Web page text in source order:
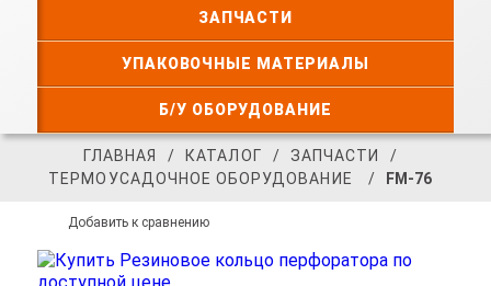
ЗАПЧАСТИ
УПАКОВОЧНЫЕ МАТЕРИАЛЫ
Б/У ОБОРУДОВАНИЕ
ГЛАВНАЯ КАТАЛОГ
ЗАПЧАСТИ
ТЕРМОУСАДОЧНОЕ ОБОРУДОВАНИЕ
FM-76
Добавить к сравнению